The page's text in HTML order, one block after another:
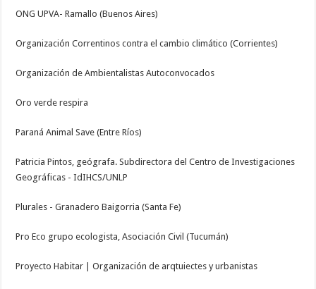
ONG UPVA- Ramallo (Buenos Aires)
Organización Correntinos contra el cambio climático (Corrientes)
Organización de Ambientalistas Autoconvocados
Oro verde respira
Paraná Animal Save (Entre Ríos)
Patricia Pintos, geógrafa. Subdirectora del Centro de Investigaciones
Geográficas - IdIHCS/UNLP
Plurales - Granadero Baigorria (Santa Fe)
Pro Eco grupo ecologista, Asociación Civil (Tucumán)
Proyecto Habitar | Organización de arqtuiectes y urbanistas